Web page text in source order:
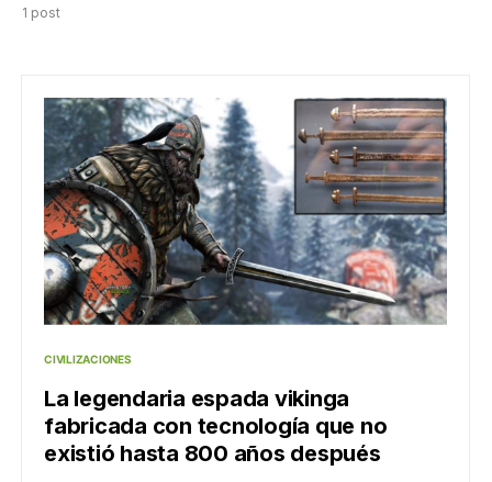
1 post
CIVILIZACIONES
La legendaria espada vikinga
fabricada con tecnología que no
existió hasta 800 años después